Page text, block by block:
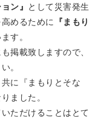
ン』 として災害発生
めるために
『まもり
す。
掲載致しますので、
。
に『まもりとそな
ました。
ただけることはとて